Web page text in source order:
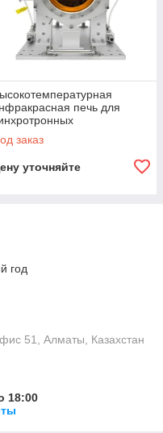
печь для
IH1600-SR
заказ
уточняйте
год
51, Алматы, Казахстан
18:00